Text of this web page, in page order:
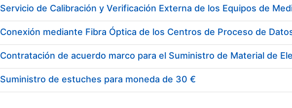
Suministro de estuches para moneda de 30 €